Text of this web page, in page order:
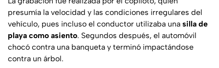
presumía la velocidad y las condiciones irregulares del
vehículo, pues incluso el conductor utilizaba una silla de
playa como asiento. Segundos después, el automóvil
chocó contra una banqueta y terminó impactándose
contra un árbol.